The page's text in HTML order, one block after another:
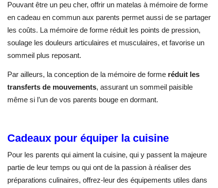
Pouvant être un peu cher, offrir un matelas à mémoire de forme
en cadeau en commun aux parents permet aussi de se partager
les coûts. La mémoire de forme réduit les points de pression,
soulage les douleurs articulaires et musculaires, et favorise un
sommeil plus reposant.
Par ailleurs, la conception de la mémoire de forme réduit les
transferts de mouvements, assurant un sommeil paisible
même si l’un de vos parents bouge en dormant.
Cadeaux pour équiper la cuisine
Pour les parents qui aiment la cuisine, qui y passent la majeure
partie de leur temps ou qui ont de la passion à réaliser des
préparations culinaires, offrez-leur des équipements utiles dans